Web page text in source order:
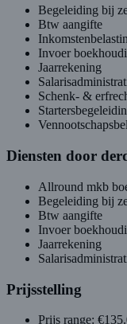
Begeleiding bij
Btw aangifte
Invoer
Jaarrekening
Schenk- &
Diensten door
Allround mkb
Begeleiding bij
Btw aangifte
Invoer
Jaarrekening
Prijsstelling
Prijs range: